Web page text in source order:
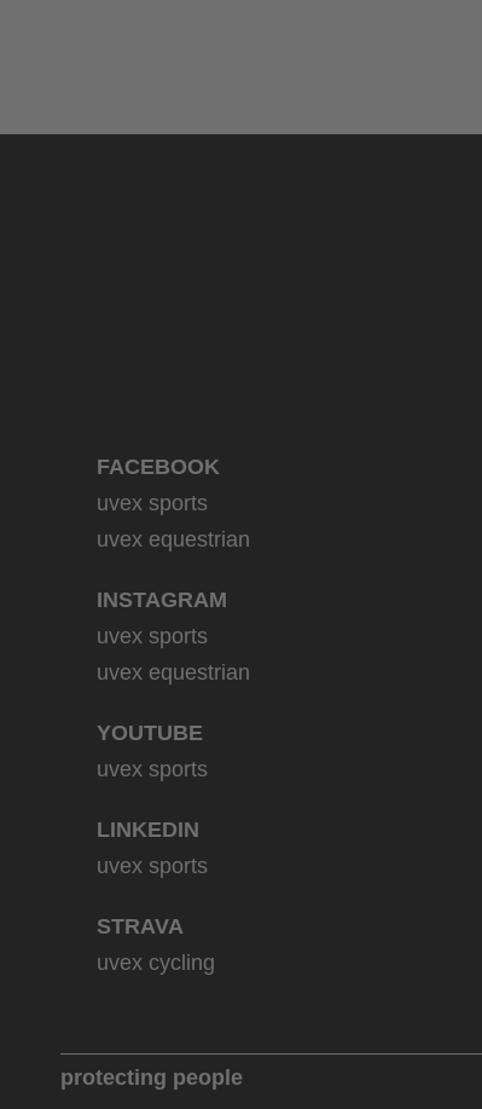
uvex sumair glamour
FACEBOOK
uvex sports
uvex equestrian
INSTAGRAM
uvex sports
uvex equestrian
YOUTUBE
uvex sports
LINKEDIN
uvex sports
STRAVA
uvex cycling
protecting people